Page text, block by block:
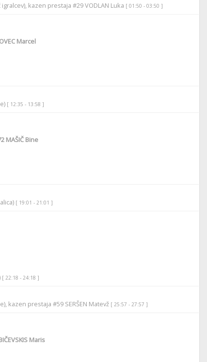
igralcev), kazen prestaja #29 VODLAN Luka [ 01:50 - 03:50 ]
Marcel
[ 12:35 - 13:58 ]
MAŠIČ Bine
[ 19:01 - 21:01 ]
[ 22:18 - 24:18 ]
kazen prestaja #59 SERŠEN Matevž [ 25:57 - 27:57 ]
Maris